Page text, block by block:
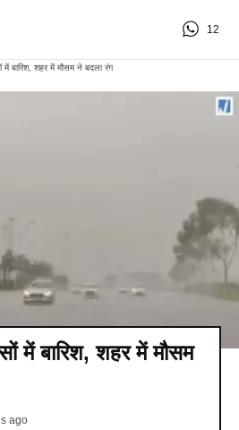
12
बारिश, शहर में मौसम ने बदला रंग
में बारिश, शहर में मौसम
ago